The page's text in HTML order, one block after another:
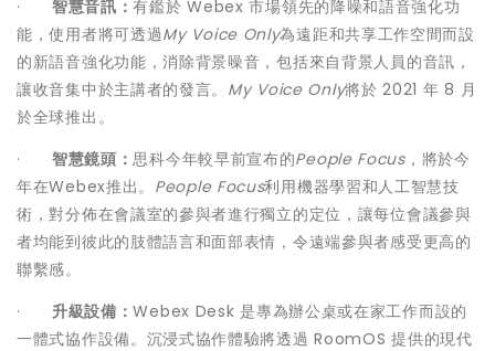
· 智慧音訊：有鑑於 Webex 市場領先的降噪和語音強化功
能，使用者將可透過My Voice Only為遠距和共享工作空間而設
的新語音強化功能，消除背景噪音，包括來自背景人員的音訊，
讓收音集中於主講者的發言。 My Voice Only將於 2021 年 8 月
於全球推出。
· 智慧鏡頭：思科今年較早前宣布的People Focus，將於今
年在Webex推出。 People Focus利用機器學習和人工智慧技
術，對分佈在會議室的參與者進行獨立的定位，讓每位會議參與
者均能到彼此的肢體語言和面部表情，令遠端參與者感受更高的
聯繫感。
· 升級設備：Webex Desk 是專為辦公桌或在家工作而設的
一體式協作設備。沉浸式協作體驗將透過 RoomOS 提供的現代